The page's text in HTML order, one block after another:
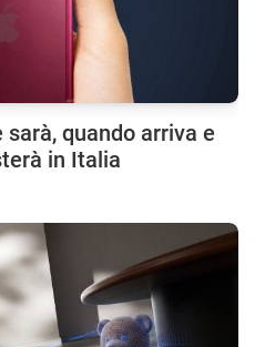
quando arriva e
in Italia